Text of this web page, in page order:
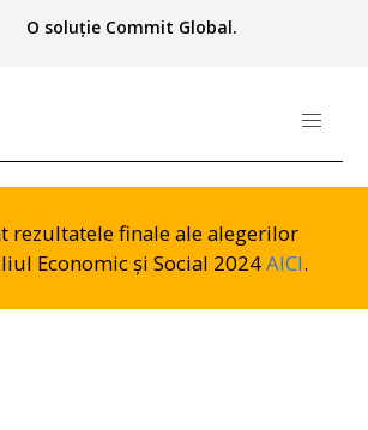
O soluție Commit Global.
rezultatele finale ale alegerilor
Economic și Social 2024AICI.